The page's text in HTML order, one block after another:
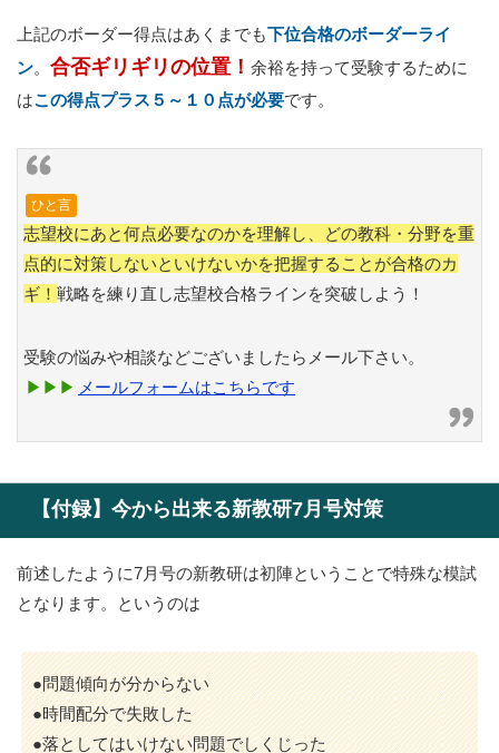
上記のボーダー得点はあくまでも下位合格のボーダーライ
ン。 合否ギリギリの位置！ 余裕を持って受験するために
はこの得点プラス５～１０点が必要です。
ひと言
志望校にあと何点必要なのかを理解し、どの教科・分野を重
点的に対策しないといけないかを把握することが合格のカ
ギ！ 戦略を練り直し志望校合格ラインを突破しよう！
受験の悩みや相談などございましたらメール下さい。
メールフォームはこちらです
【付録】今から出来る新教研7月号対策
前述したように7月号の新教研は初陣ということで特殊な模試
となります。というのは
●問題傾向が分からない
●時間配分で失敗した
●落としてはいけない問題でしくじった